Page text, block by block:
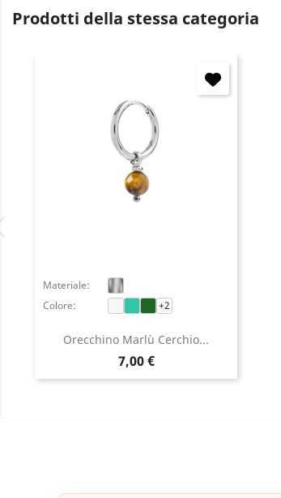
Prodotti della stessa categoria
Orecchino Marlù Cerchio...
Prezzo
7,00 €
Materiale:
Colore:
+2